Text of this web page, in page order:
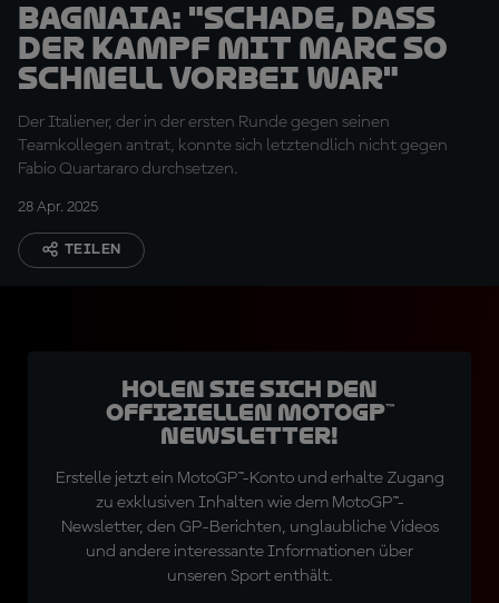
Bagnaia: "Schade, dass
der Kampf mit Marc so
schnell vorbei war"
Der Italiener, der in der ersten Runde gegen seinen
Teamkollegen antrat, konnte sich letztendlich nicht gegen
Fabio Quartararo durchsetzen.
28 Apr. 2025
TEILEN
Holen Sie sich den
offiziellen MotoGP™
Newsletter!
Erstelle jetzt ein MotoGP™-Konto und erhalte Zugang
zu exklusiven Inhalten wie dem MotoGP™-
Newsletter, den GP-Berichten, unglaubliche Videos
und andere interessante Informationen über
unseren Sport enthält.